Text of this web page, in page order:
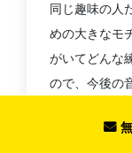
同じ趣味の人
めの大きなモ
がいてどんな
ので、今後の
また、